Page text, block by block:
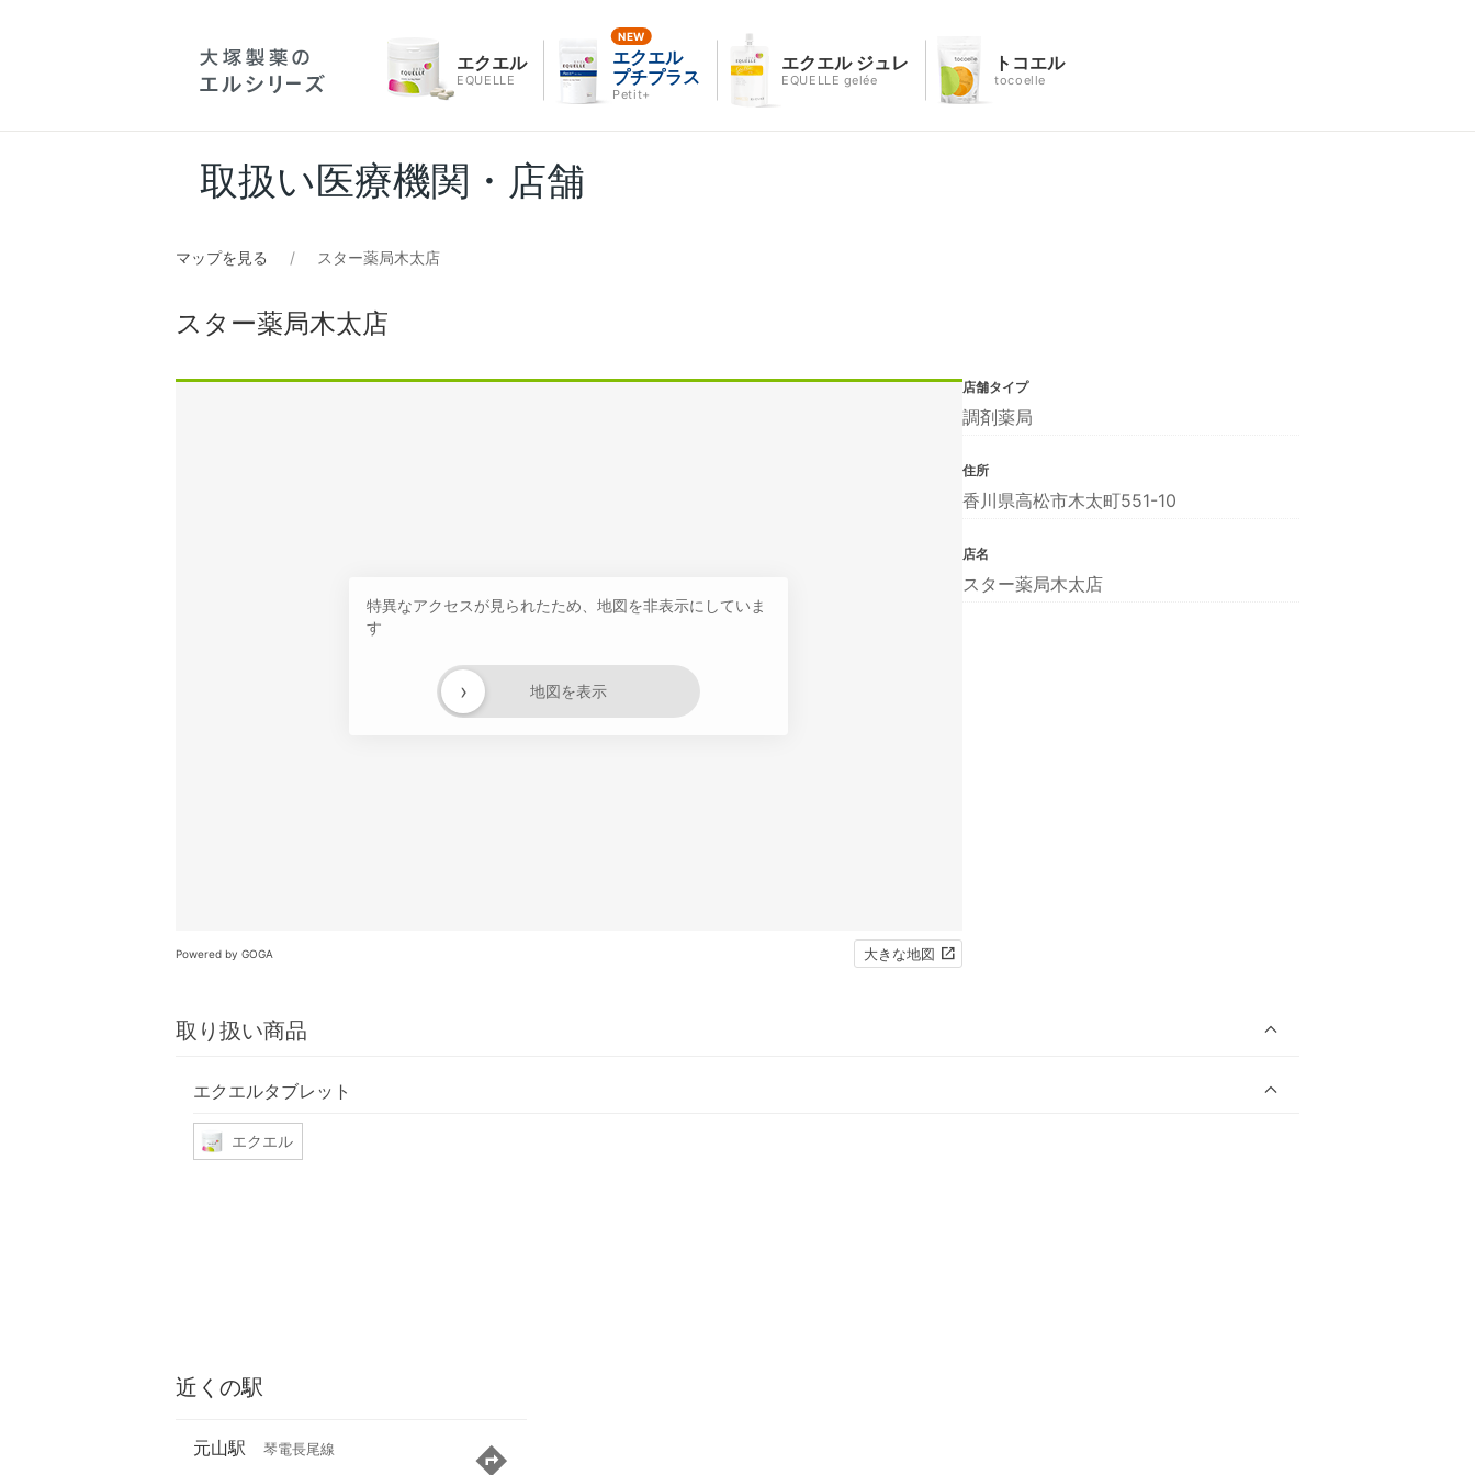
エクエル
EQUELLE
エクエル
プチプラス
Petit+
エクエル ジュレ
EQUELLE gelée
トコエル
tocoelle
取扱い医療機関・店舗
マップを見る スター薬局木太店
スター薬局木太店
特異なアクセスが見られたため、地図を非表示にしていま
す
地図を表示
›
Powered by GOGA 大きな地図
取り扱い商品
エクエルタブレット
エクエル
店舗タイプ
調剤薬局
住所
香川県高松市木太町551-10
店名
スター薬局木太店
近くの駅
元山駅 琴電長尾線